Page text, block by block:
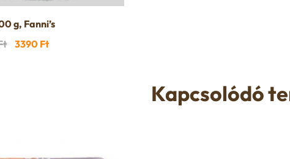
g, Fanni’s
Original
3390 FtCurrent
Kapcsolódó